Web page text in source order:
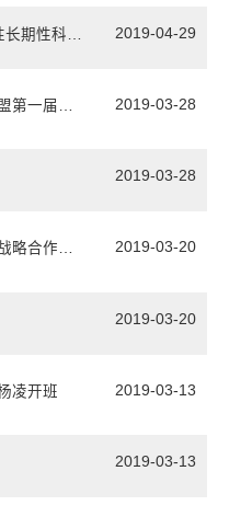
多措并举谋发展 推进农业基础性长期性科技工作快见实效 2019-04-29
水稻商业化分子育种技术创新联盟第一届理事会 2019-03-28
2019-03-28
棉花联盟与农发行新疆分行签署战略合作协议 2019-03-20
2019-03-20
凌开班 2019-03-13
2019-03-13